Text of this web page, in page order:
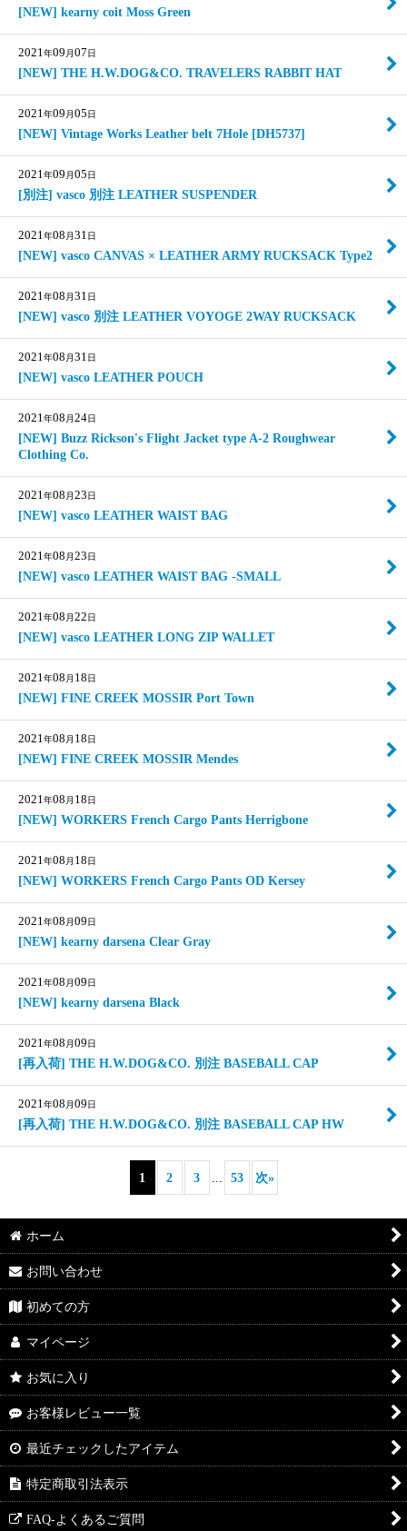
[NEW] kearny coit Moss Green
2021年09 月07日
[NEW] THE H.W.DOG&CO. TRAVELERS RABBIT HAT
2021年09 月05日
[NEW] Vintage Works Leather belt 7Hole [DH5737]
2021年09 月05日
[別注] vasco 別注 LEATHER SUSPENDER
2021年08 月31日
[NEW] vasco CANVAS × LEATHER ARMY RUCKSACK Type2
2021年08 月31日
[NEW] vasco 別注 LEATHER VOYOGE 2WAY RUCKSACK
2021年08 月31日
[NEW] vasco LEATHER POUCH
2021年08 月24日
[NEW] Buzz Rickson's Flight Jacket type A-2 Roughwear
Clothing Co.
2021年08 月23日
[NEW] vasco LEATHER WAIST BAG
2021年08 月23日
[NEW] vasco LEATHER WAIST BAG -SMALL
2021年08 月22日
[NEW] vasco LEATHER LONG ZIP WALLET
2021年08 月 18日
[NEW] FINE CREEK MOSSIR Port Town
2021年08 月 18日
[NEW] FINE CREEK MOSSIR Mendes
2021年08 月 18日
[NEW] WORKERS French Cargo Pants Herrigbone
2021年08 月 18日
[NEW] WORKERS French Cargo Pants OD Kersey
2021年08 月09日
[NEW] kearny darsena Clear Gray
2021年08 月09日
[NEW] kearny darsena Black
2021年08 月09日
[再入荷] THE H.W.DOG&CO. 別注 BASEBALL CAP
2021年08 月09日
[再入荷] THE H.W.DOG&CO. 別注 BASEBALL CAP HW
1 2 3 53 次»
ホーム
お問い合わせ
初めての方
マイページ
お気に入り
お客様レビュー一覧
最近チェックしたアイテム
特定商取引法表示
FAQ-よくあるご質問